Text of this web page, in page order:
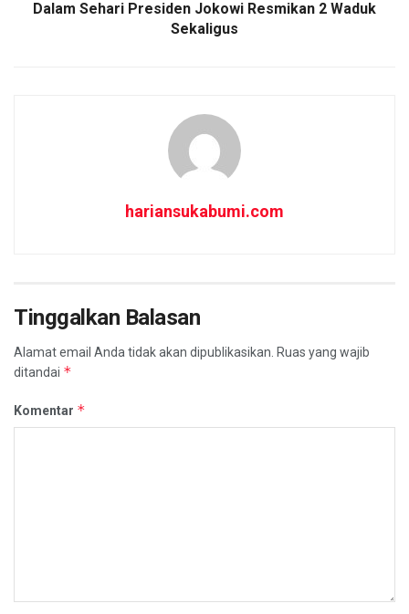
Dalam Sehari Presiden Jokowi Resmikan 2 Waduk
Sekaligus
hariansukabumi.com
Tinggalkan Balasan
Alamat email Anda tidak akan dipublikasikan. Ruas yang wajib
ditandai *
Komentar *